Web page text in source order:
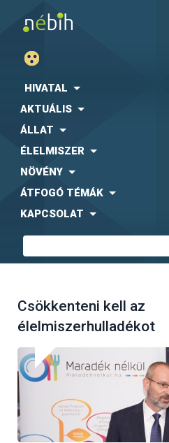
HIVATAL
AKTUÁLIS
ÁLLAT
ÉLELMISZER
NÖVÉNY
ÁTFOGÓ TÉMÁK
KAPCSOLAT
Csökkenteni kell az
élelmiszerhulladékot